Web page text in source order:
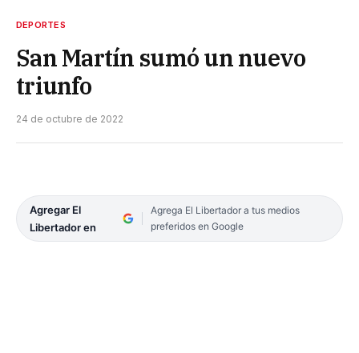
DEPORTES
San Martín sumó un nuevo
triunfo
24 de octubre de 2022
Agregar El
Libertador en
Agrega El Libertador a tus medios
preferidos en Google